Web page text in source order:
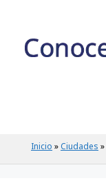
contenido
Inicio »Ciudades »